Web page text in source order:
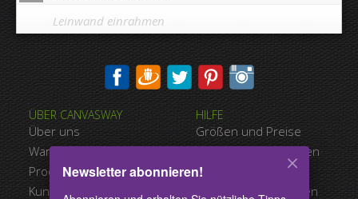
Bild auf Leinwandkanten drucken:
Nein
Leinwand einrahmen
ÜBER CANVASWAY
Über uns
Warum Canvasway.com
Produktqualität
Kundenreferenzen
HILFE
Größen und Preise
Zahlungsmöglichkeiten
Versandart
Nutzungsbedingungen
Newsletter abonnieren!